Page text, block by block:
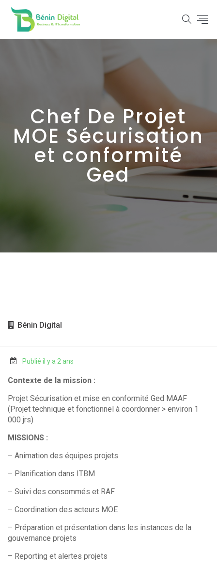
Chef De Projet
MOE Sécurisation
et conformité
Ged
Bénin Digital
Publié il y a 2 ans
Contexte de la mission :
Projet Sécurisation et mise en conformité Ged MAAF
(Projet technique et fonctionnel à coordonner > environ 1
000 jrs)
MISSIONS :
– Animation des équipes projets
– Planification dans ITBM
– Suivi des consommés et RAF
– Coordination des acteurs MOE
– Préparation et présentation dans les instances de la
gouvernance projets
– Reporting et alertes projets